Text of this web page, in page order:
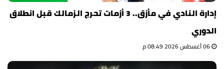
إدارة النادي في مأزق.. 3 أزمات تحرج الزمالك قبل انطلاق
الدوري